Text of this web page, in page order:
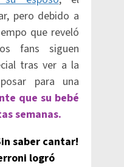
pero debido a
que reveló
fans siguen
tras ver a la
para una
que su bebé
semanas.
saber cantar!
logró